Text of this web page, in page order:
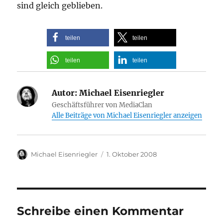
sind gleich geblieben.
teilen teilen
teilen teilen
Autor: Michael Eisenriegler
Geschäftsführer von MediaClan
Alle Beiträge von Michael Eisenriegler anzeigen
Autor
Michael Eisenriegler
Veröffentlicht
1. Oktober 2008
Schreibe einen Kommentar